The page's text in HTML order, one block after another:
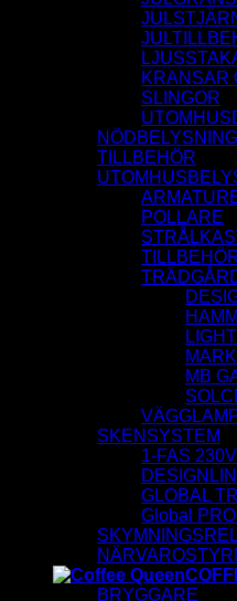
KRANSAR
SLINGOR
NÖDBELYSNING
TILLBEHÖR
POLLARE
MB
SKENSYSTEM
1-FAS 230V
GLOBAL
Global
BRYGGARE